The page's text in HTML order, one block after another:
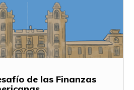
de las Finanzas